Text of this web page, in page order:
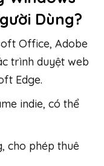
Dùng?
Office, Adobe
trình duyệt web
Edge.
indie, có thể
cho phép thuê